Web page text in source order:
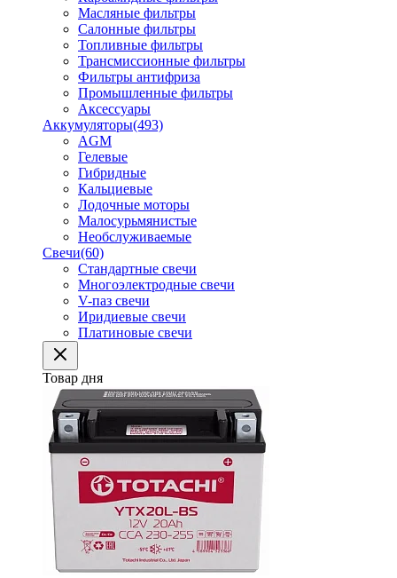
Масляные фильтры
Салонные фильтры
Топливные фильтры
Трансмиссионные фильтры
Фильтры антифриза
Промышленные фильтры
Аксессуары
Аккумуляторы(493)
AGM
Гелевые
Гибридные
Кальциевые
Лодочные моторы
Малосурьмянистые
Необслуживаемые
Свечи(60)
Стандартные свечи
Многоэлектродные свечи
V-паз свечи
Иридиевые свечи
Платиновые свечи
Товар дня